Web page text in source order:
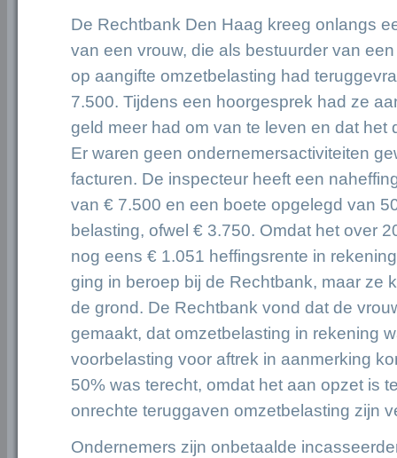
De Rechtbank Den Haag kreeg onlangs
van een vrouw, die als bestuurder van
op aangifte omzetbelasting had
7.500. Tijdens een hoorgesprek had ze
geld meer had om van te leven en dat het
Er waren geen ondernemersactiviteiten
facturen. De inspecteur heeft een
van € 7.500 en een boete opgelegd van
belasting, ofwel € 3.750. Omdat het over
nog eens € 1.051 heffingsrente in
ging in beroep bij de Rechtbank, maar ze
de grond. De Rechtbank vond dat de
gemaakt, dat omzetbelasting in rekening
voorbelasting voor aftrek in aanmerking
50% was terecht, omdat het aan opzet is
onrechte teruggaven omzetbelasting zijn
Ondernemers zijn onbetaalde